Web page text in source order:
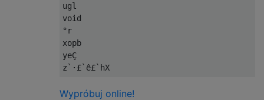
ugl
void
°r
xopb
yeÇ
Wypróbuj online!